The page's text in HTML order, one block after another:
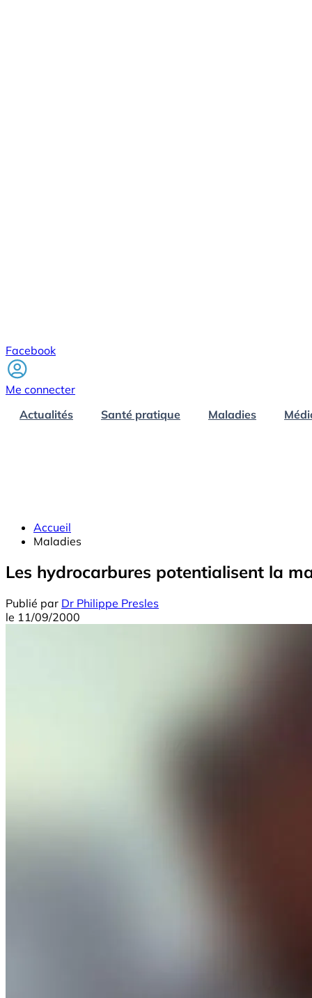
Facebook
Me connecter
Actualités
Santé pratique Maladies
Accueil
Maladies
Les hydrocarbures potentialisent la
Publié par Dr Philippe Presles
le 11/09/2000